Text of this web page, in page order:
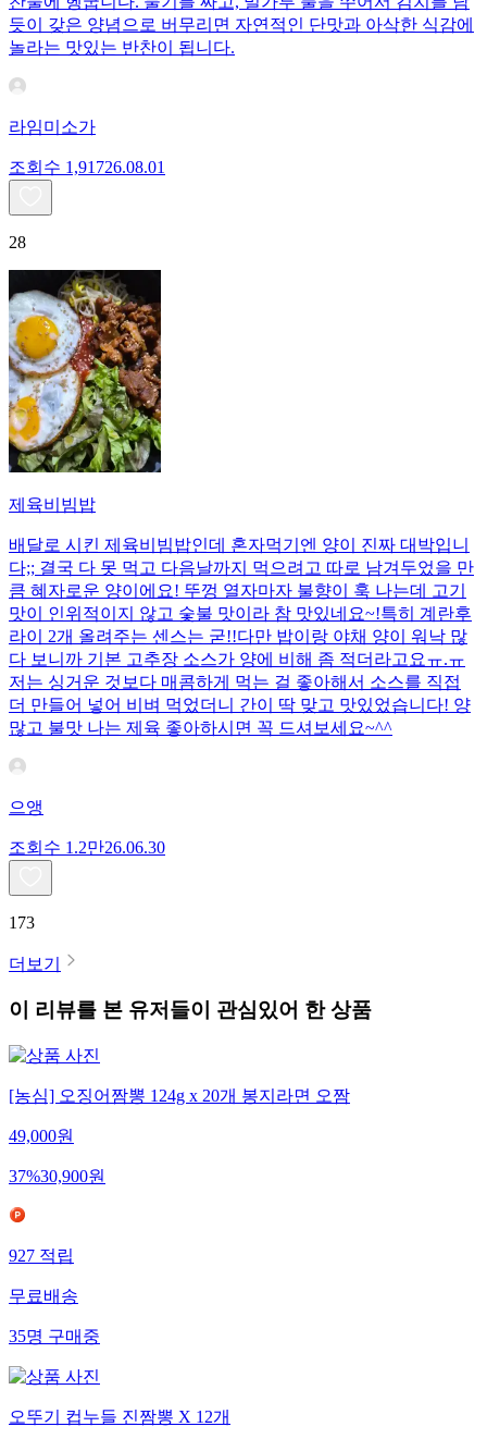
듯이 갖은 양념으로 버무리면 자연적인 단맛과 아삭한 식감에
놀라는 맛있는 반찬이 됩니다.
라임미소가
조회수 1,91726.08.01
28
제육비빔밥
배달로 시킨 제육비빔밥인데 혼자먹기엔 양이 진짜 대박입니
다;; 결국 다 못 먹고 다음날까지 먹으려고 따로 남겨두었을 만
큼 혜자로운 양이에요! 뚜껑 열자마자 불향이 훅 나는데 고기
맛이 인위적이지 않고 숯불 맛이라 참 맛있네요~!특히 계란후
라이 2개 올려주는 센스는 굳!! ​다만 밥이랑 야채 양이 워낙 많
다 보니까 기본 고추장 소스가 양에 비해 좀 적더라고요ㅠ.ㅠ
저는 싱거운 것보다 매콤하게 먹는 걸 좋아해서 소스를 직접
더 만들어 넣어 비벼 먹었더니 간이 딱 맞고 맛있었습니다! 양
많고 불맛 나는 제육 좋아하시면 꼭 드셔보세요~^^
으앵
조회수 1.2만26.06.30
173
더보기
이 리뷰를 본 유저들이 관심있어 한 상품
[농심] 오징어짬뽕 124g x 20개 봉지라면 오짬
49,000원
37%30,900원
927 적립
무료배송
35명 구매중
오뚜기 컵누들 진짬뽕 X 12개